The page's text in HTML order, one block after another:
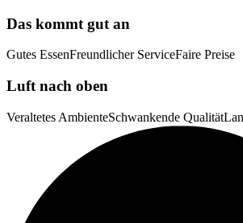
Das kommt gut an
Gutes EssenFreundlicher ServiceFaire Preise
Luft nach oben
Veraltetes AmbienteSchwankende Qualität